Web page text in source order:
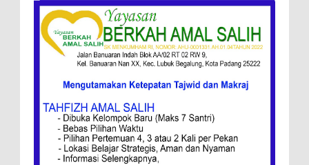
Kebakaran Hebat, Israel Dapat Cobaan
Ini Resep Bubur Terik, Kuliner Khas Jawa
Tengah